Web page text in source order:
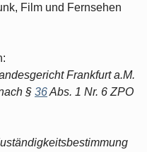
Film und Fernsehen
Frankfurt a.M.
§ 36Abs. 1 Nr. 6 ZPO